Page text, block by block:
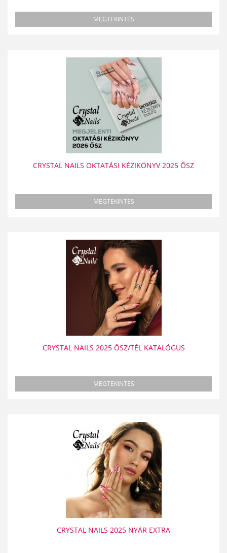
MEGTEKINTÉS
CRYSTAL NAILS OKTATÁSI KÉZIKÖNYV 2025 ŐSZ
MEGTEKINTÉS
CRYSTAL NAILS 2025 ŐSZ/TÉL KATALÓGUS
MEGTEKINTÉS
CRYSTAL NAILS 2025 NYÁR EXTRA